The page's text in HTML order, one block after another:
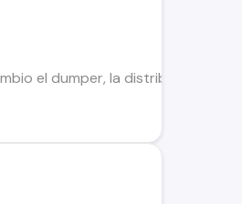
el dumper, la distribucion,